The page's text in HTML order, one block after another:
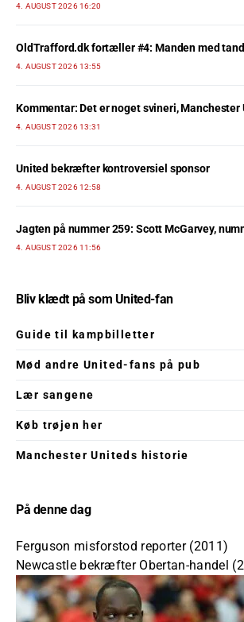
4. AUGUST 2026 16:20
OldTrafford.dk fortæller #4: Manden med
4. AUGUST 2026 13:55
Kommentar: Det er noget svineri, Manchester
4. AUGUST 2026 13:31
United bekræfter kontroversiel sponsor
4. AUGUST 2026 12:58
Jagten på nummer 259: Scott McGarvey,
4. AUGUST 2026 11:56
Bliv klædt på som United-fan
Guide til kampbilletter
Mød andre United-fans på pub
Lær sangene
Køb trøjen her
Manchester Uniteds historie
På denne dag
Ferguson misforstod reporter (2011)
Newcastle bekræfter Obertan-handel